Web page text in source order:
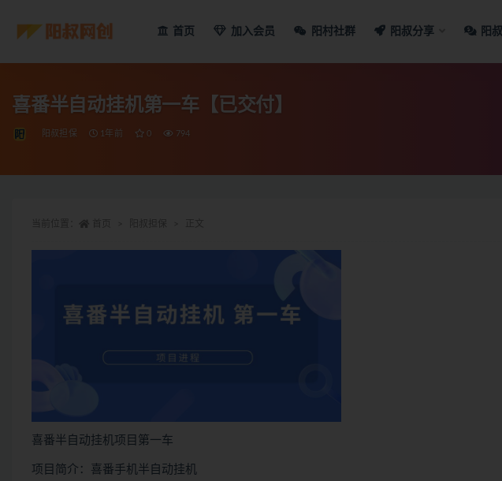
首页 加入会员 阳村社群 阳叔分享 阳
喜番半自动挂机第一车【已交付】
阳叔担保 1年前 0 794
喜番半自动挂机项目第一车
项目简介：喜番手机半自动挂机